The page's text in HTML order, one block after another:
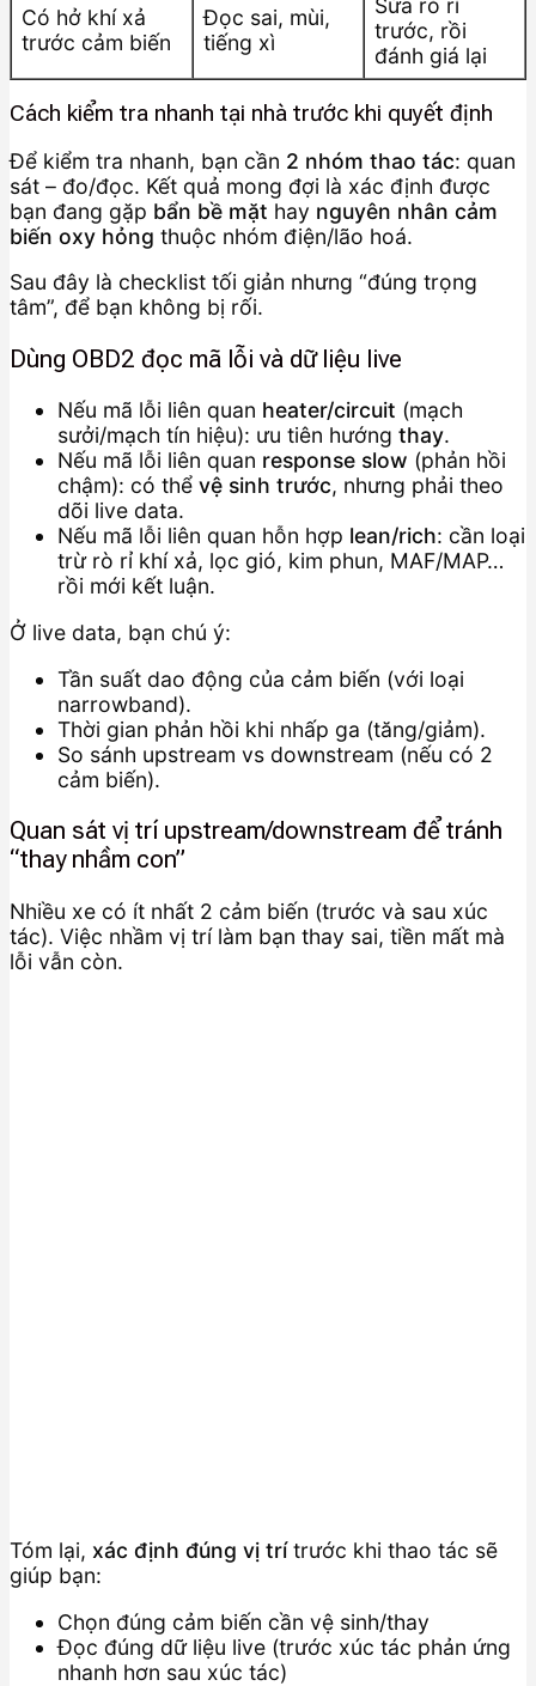
Có hở khí xả
trước cảm biến
Đọc sai, mùi,
tiếng xì
Sửa rò rỉ
trước, rồi
đánh giá lại
Cách kiểm tra nhanh tại nhà trước khi quyết định
Để kiểm tra nhanh, bạn cần 2 nhóm thao tác: quan
sát – đo/đọc. Kết quả mong đợi là xác định được
bạn đang gặp bẩn bề mặt hay nguyên nhân cảm
biến oxy hỏng thuộc nhóm điện/lão hoá.
Sau đây là checklist tối giản nhưng “đúng trọng
tâm”, để bạn không bị rối.
Dùng OBD2 đọc mã lỗi và dữ liệu live
Nếu mã lỗi liên quan heater/circuit (mạch
sưởi/mạch tín hiệu): ưu tiên hướng thay.
Nếu mã lỗi liên quan response slow (phản hồi
chậm): có thể vệ sinh trước, nhưng phải theo
dõi live data.
Nếu mã lỗi liên quan hỗn hợp lean/rich: cần loại
trừ rò rỉ khí xả, lọc gió, kim phun, MAF/MAP…
rồi mới kết luận.
Ở live data, bạn chú ý:
Tần suất dao động của cảm biến (với loại
narrowband).
Thời gian phản hồi khi nhấp ga (tăng/giảm).
So sánh upstream vs downstream (nếu có 2
cảm biến).
Quan sát vị trí upstream/downstream để tránh
“thay nhầm con”
Nhiều xe có ít nhất 2 cảm biến (trước và sau xúc
tác). Việc nhầm vị trí làm bạn thay sai, tiền mất mà
lỗi vẫn còn.
Tóm lại, xác định đúng vị trítrước khi thao tác sẽ
giúp bạn:
Chọn đúng cảm biến cần vệ sinh/thay
Đọc đúng dữ liệu live (trước xúc tác phản ứng
nhanh hơn sau xúc tác)